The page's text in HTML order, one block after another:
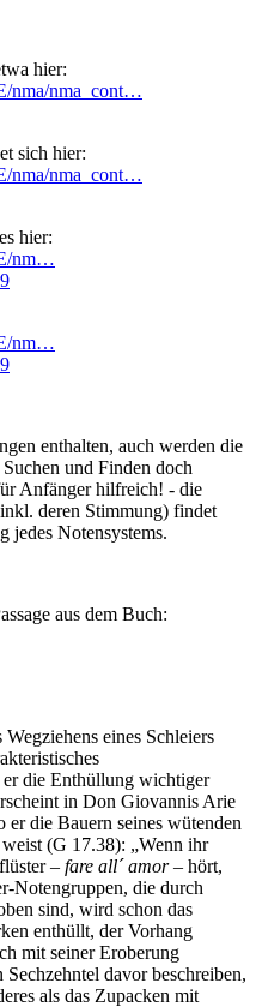
hier:
nma/nma_cont…
sich hier:
nma/nma_cont…
hier:
nm…
nm…
enthalten, auch werden die
und Finden doch
Anfänger hilfreich! - die
deren Stimmung) findet
jedes Notensystems.
aus dem Buch:
eines Schleiers
die Enthüllung wichtiger
in Don Giovannis Arie
die Bauern seines wütenden
(G 17.38): „Wenn ihr
– fare all´ amor– hört,
Notengruppen, die durch
sind, wird schon das
enthüllt, der Vorhang
mit seiner Eroberung
davor beschreiben,
als das Zupacken mit